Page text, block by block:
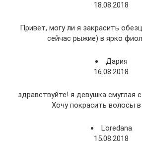
18.08.2018
Привет, могу ли я закрасить
сейчас рыжие) в ярко
Дария
16.08.2018
здравствуйте! я девушка смуглая
Хочу покрасить волосы
Loredana
15.08.2018